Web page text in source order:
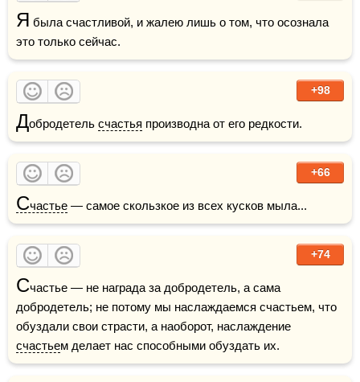
Я была счастливой, и жалею лишь о том, что осознала
это только сейчас.
+98
Добродетель счастья производна от его редкости.
+66
Счастье — самое скользкое из всех кусков мыла...
+74
Счастье — не награда за добродетель, а сама
добродетель; не потому мы наслаждаемся счастьем, что
счастьем делает нас способными обуздать их.